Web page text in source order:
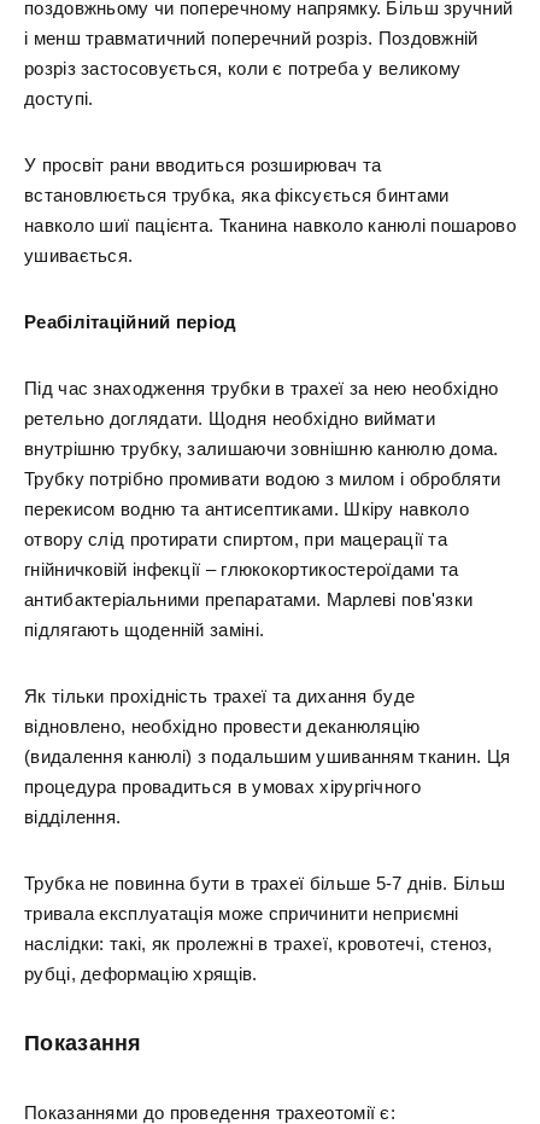
поздовжньому чи поперечному напрямку. Більш зручний
і менш травматичний поперечний розріз. Поздовжній
розріз застосовується, коли є потреба у великому
доступі.
У просвіт рани вводиться розширювач та
встановлюється трубка, яка фіксується бинтами
навколо шиї пацієнта. Тканина навколо канюлі пошарово
ушивається.
Реабілітаційний період
Під час знаходження трубки в трахеї за нею необхідно
ретельно доглядати. Щодня необхідно виймати
внутрішню трубку, залишаючи зовнішню канюлю дома.
Трубку потрібно промивати водою з милом і обробляти
перекисом водню та антисептиками. Шкіру навколо
отвору слід протирати спиртом, при мацерації та
гнійничковій інфекції – глюкокортикостероїдами та
антибактеріальними препаратами. Марлеві пов'язки
підлягають щоденній заміні.
Як тільки прохідність трахеї та дихання буде
відновлено, необхідно провести деканюляцію
(видалення канюлі) з подальшим ушиванням тканин. Ця
процедура провадиться в умовах хірургічного
відділення.
Трубка не повинна бути в трахеї більше 5-7 днів. Більш
тривала експлуатація може спричинити неприємні
наслідки: такі, як пролежні в трахеї, кровотечі, стеноз,
рубці, деформацію хрящів.
Показання
Показаннями до проведення трахеотомії є: